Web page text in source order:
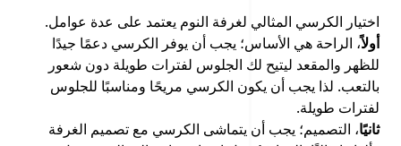
اختيار الكرسي المثالي لغرفة النوم يعتمد على عدة عوامل.
أولاً، الراحة هي الأساس؛ يجب أن يوفر الكرسي دعمًا جيدًا
للظهر والمقعد ليتيح لك الجلوس لفترات طويلة دون شعور
بالتعب. لذا يجب أن يكون الكرسي مريحًا ومناسبًا للجلوس
لفترات طويلة.
ثانيًا، التصميم؛ يجب أن يتماشى الكرسي مع تصميم الغرفة